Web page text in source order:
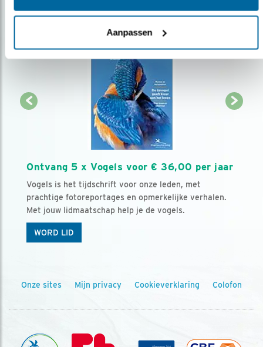
Aanpassen
Ontvang 5 x Vogels voor € 36,00 per jaar
Vogels is het tijdschrift voor onze leden, met
prachtige fotoreportages en opmerkelijke verhalen.
Met jouw lidmaatschap help je de vogels.
WORD LID
Onze sites Mijn privacy Cookieverklaring Colofon